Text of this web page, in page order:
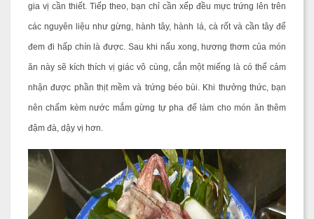
gia vị cần thiết. Tiếp theo, bạn chỉ cần xếp đều mực trứng lên trên
các nguyên liệu như gừng, hành tây, hành lá, cà rốt và cần tây để
đem đi hấp chín là được. Sau khi nấu xong, hương thơm của món
ăn này sẽ kích thích vị giác vô cùng, cắn một miếng là có thể cảm
nhận được phần thịt mềm và trứng béo bùi. Khi thưởng thức, bạn
nên chấm kèm nước mắm gừng tự pha để làm cho món ăn thêm
đậm đà, dậy vị hơn.